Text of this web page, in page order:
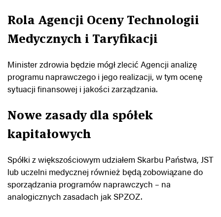
Rola Agencji Oceny Technologii
Medycznych i Taryfikacji
Minister zdrowia będzie mógł zlecić Agencji analizę
programu naprawczego i jego realizacji, w tym ocenę
sytuacji finansowej i jakości zarządzania.
Nowe zasady dla spółek
kapitałowych
Spółki z większościowym udziałem Skarbu Państwa, JST
lub uczelni medycznej również będą zobowiązane do
sporządzania programów naprawczych – na
analogicznych zasadach jak SPZOZ.